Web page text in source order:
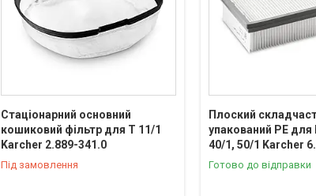
Стаціонарний основний
кошиковий фільтр для T 11/1
Karcher 2.889-341.0
Під замовлення
Плоский
упакований PE для
40/1, 50/1 Karcher
Готово до відправки